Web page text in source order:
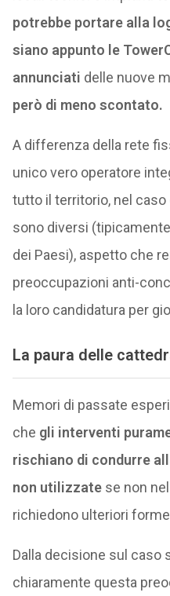
potrebbe portare alla
siano appunto le
annunciati delle nuove
però di meno scontato.
A differenza della rete
unico vero operatore
tutto il territorio, nel
sono diversi
dei Paesi), aspetto che
preoccupazioni anti-
la loro candidatura per
La paura delle
Memori di passate
che gli interventi
rischiano di condurre
non utilizzatese non
richiedono ulteriori
Dalla decisione sul caso
chiaramente questa